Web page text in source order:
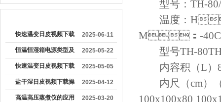
快速温变日皮视频下载
的运行原理是什么
2025-06-11
恒温恒湿箱电源类型及
其对设备运行的影响分
析
2025-05-22
快速温变日皮视频下载
的正确操作流程
2025-05-05
盐干湿日皮视频下载操
作方法及注意事项
2025-04-12
高温高压蒸煮仪的应用 2025-03-20
型号：TH-80/
温度：
M：-
型号TH-80TH-
内容积（L）
内尺（cm）（
100x100x80